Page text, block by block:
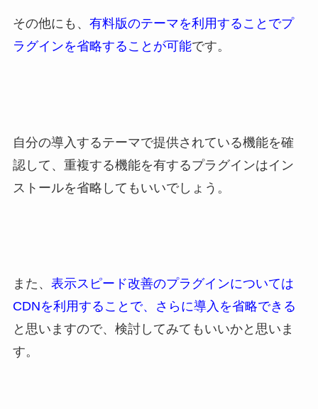
その他にも、 有料版のテーマを利用することでプ
ラグインを省略することが可能です。
自分の導入するテーマで提供されている機能を確
認して、重複する機能を有するプラグインはイン
ストールを省略してもいいでしょう。
また、 表示スピード改善のプラグインについては
CDNを利用することで、さらに導入を省略できる
と思いますので、検討してみてもいいかと思いま
す。